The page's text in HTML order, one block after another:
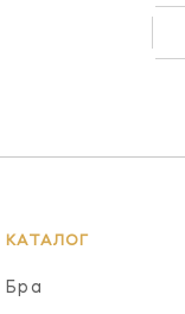
КАТАЛОГ
Бра